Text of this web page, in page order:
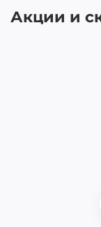
Акции и